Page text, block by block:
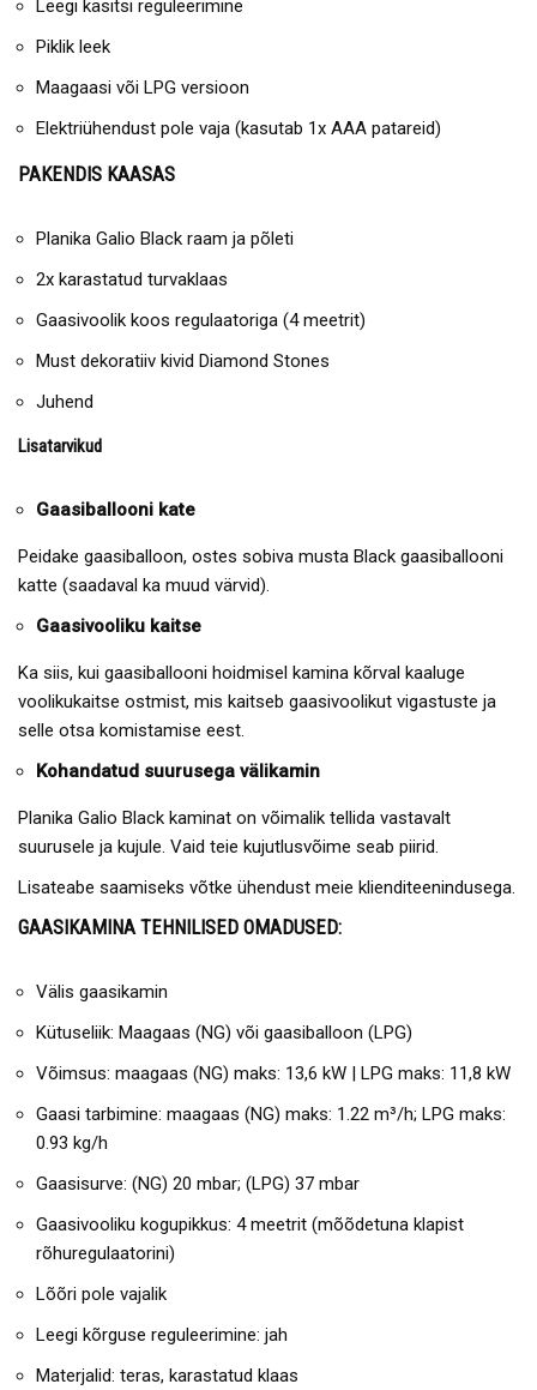
Leegi käsitsi reguleerimine
Piklik leek
Maagaasi või LPG versioon
Elektriühendust pole vaja (kasutab 1x AAA patareid)
PAKENDIS KAASAS
Planika Galio Black raam ja põleti
2x karastatud turvaklaas
Gaasivoolik koos regulaatoriga (4 meetrit)
Must dekoratiiv kivid Diamond Stones
Juhend
Lisatarvikud
Gaasiballooni kate
Peidake gaasiballoon, ostes sobiva musta Black gaasiballooni
katte (saadaval ka muud värvid).
Gaasivooliku kaitse
Ka siis, kui gaasiballooni hoidmisel kamina kõrval kaaluge
voolikukaitse ostmist, mis kaitseb gaasivoolikut vigastuste ja
selle otsa komistamise eest.
Kohandatud suurusega välikamin
Planika Galio Black kaminat on võimalik tellida vastavalt
suurusele ja kujule. Vaid teie kujutlusvõime seab piirid.
Lisateabe saamiseks võtke ühendust meie klienditeenindusega.
GAASIKAMINA TEHNILISED OMADUSED:
Välis gaasikamin
Kütuseliik: Maagaas (NG) või gaasiballoon (LPG)
Võimsus: maagaas (NG) maks: 13,6 kW | LPG maks: 11,8 kW
Gaasi tarbimine: maagaas (NG) maks: 1.22 m³/h; LPG maks:
0.93 kg/h
Gaasisurve: (NG) 20 mbar; (LPG) 37 mbar
Gaasivooliku kogupikkus: 4 meetrit (mõõdetuna klapist
rõhuregulaatorini)
Lõõri pole vajalik
Leegi kõrguse reguleerimine: jah
Materjalid: teras, karastatud klaas